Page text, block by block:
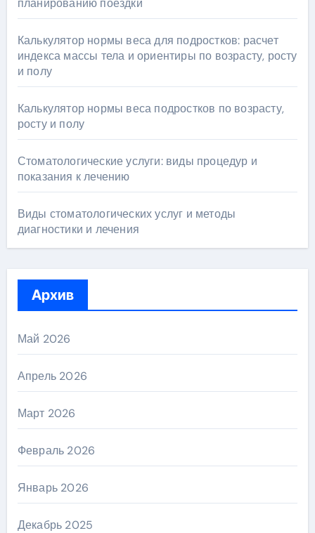
Калькулятор нормы веса для подростков: расчет
индекса массы тела и ориентиры по возрасту, росту
и полу
Калькулятор нормы веса подростков по возрасту,
росту и полу
Стоматологические услуги: виды процедур и
показания к лечению
Виды стоматологических услуг и методы
диагностики и лечения
Архив
Май 2026
Апрель 2026
Март 2026
Февраль 2026
Январь 2026
Декабрь 2025